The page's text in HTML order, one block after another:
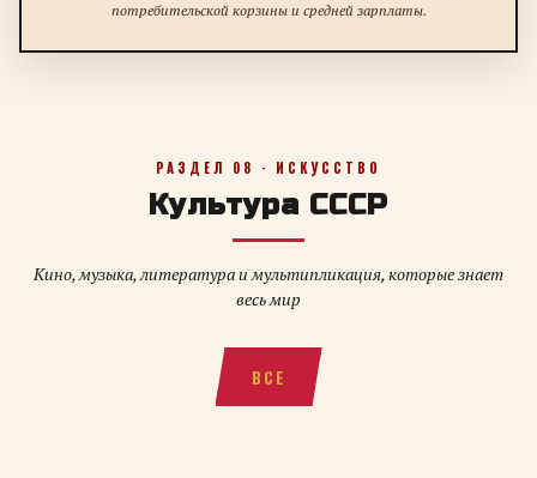
потребительской корзины и средней зарплаты.
РАЗДЕЛ 08 · ИСКУССТВО
Культура СССР
Кино, музыка, литература и мультипликация, которые знает
весь мир
ВСЕ